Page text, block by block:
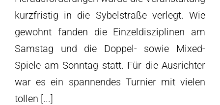
kurzfristig in die Sybelstraße verlegt. Wie
gewohnt fanden die Einzeldisziplinen am
Samstag und die Doppel- sowie Mixed-
Spiele am Sonntag statt. Für die Ausrichter
war es ein spannendes Turnier mit vielen
tollen [...]